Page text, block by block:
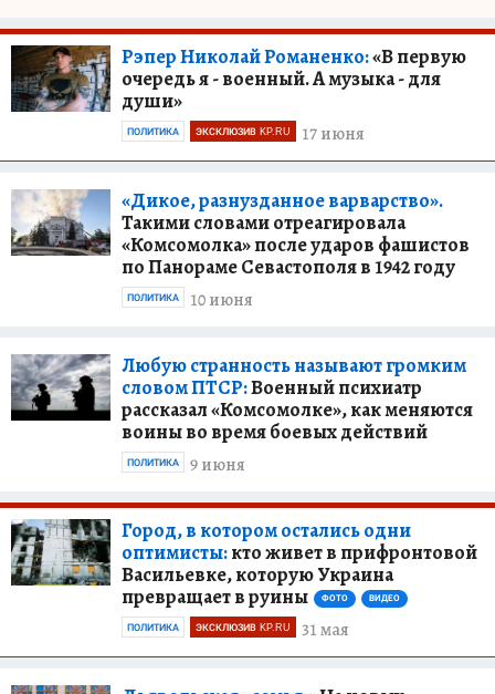
Рэпер Николай Романенко:«В первую
очередь я - военный. А музыка - для
души»
17 июня
ПОЛИТИКА ЭКСКЛЮЗИВ KP.RU
«Дикое, разнузданное варварство».
Такими словами отреагировала
«Комсомолка» после ударов фашистов
по Панораме Севастополя в 1942 году
10 июня
ПОЛИТИКА
Любую странность называют громким
словом ПТСР:Военный психиатр
рассказал «Комсомолке», как меняются
воины во время боевых действий
9 июня
ПОЛИТИКА
Город, в котором остались одни
оптимисты:кто живет в прифронтовой
Васильевке, которую Украина
превращает в руины
ФОТО ВИДЕО
31 мая
ПОЛИТИКА ЭКСКЛЮЗИВ KP.RU